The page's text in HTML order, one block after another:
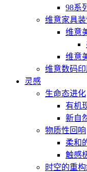
98系
维意家具
维意
维意
维意数码印
灵感
生命态进化
有机
新自
物质性回响
柔和
触感
时空的重